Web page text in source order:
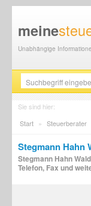
meine
Unabhängige
Steuersoftware
Steuererklärung
Steuer-News
Sie sind hier:
Start » Steuerberater
Stegmann Hahn
Stegmann Hahn
Telefon, Fax und